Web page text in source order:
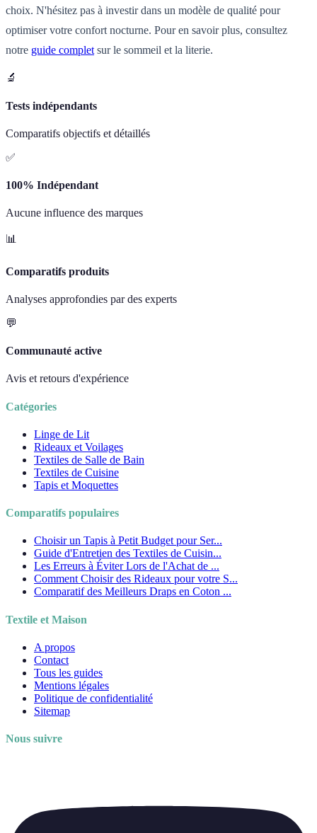
choix. N'hésitez pas à investir dans un modèle de qualité pour
optimiser votre confort nocturne. Pour en savoir plus, consultez
notre guide complet sur le sommeil et la literie.
🔬
Tests indépendants
Comparatifs objectifs et détaillés
✅
100% Indépendant
Aucune influence des marques
📊
Comparatifs produits
Analyses approfondies par des experts
💬
Communauté active
Avis et retours d'expérience
Catégories
Linge de Lit
Rideaux et Voilages
Textiles de Salle de Bain
Textiles de Cuisine
Tapis et Moquettes
Comparatifs populaires
Choisir un Tapis à Petit Budget pour Ser...
Guide d'Entretien des Textiles de Cuisin...
Les Erreurs à Éviter Lors de l'Achat de ...
Comment Choisir des Rideaux pour votre S...
Comparatif des Meilleurs Draps en Coton ...
Textile et Maison
A propos
Contact
Tous les guides
Mentions légales
Politique de confidentialité
Sitemap
Nous suivre